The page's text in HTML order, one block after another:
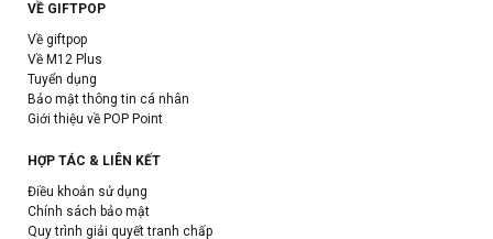
VỀ GIFTPOP
Về giftpop
Về M12 Plus
Tuyển dụng
Bảo mật thông tin cá nhân
Giới thiệu về POP Point
HỢP TÁC & LIÊN KẾT
Điều khoản sử dụng
Chính sách bảo mật
Quy trình giải quyết tranh chấp